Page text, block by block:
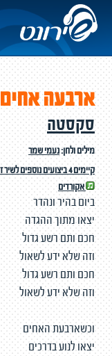
ארבעה אחים
סקסטה
מילים ולחן:נעמי שמר
קיימים 4 ביצועים נוספים לשיר זה
אקורדים
ביום בהיר ונהדר
יצאו מתוך ההגדה
חכם ותם רשע גדול
וזה שלא ידע לשאול
חכם ותם רשע גדול
וזה שלא ידע לשאול
וכשארבעת האחים
יצאו לנוע בדרכים